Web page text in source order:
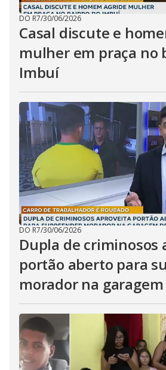
DO R7/30/06/2026
Casal discute e
mulher em praça no
Imbuí
DO R7/30/06/2026
Dupla de criminosos
portão aberto para
morador na